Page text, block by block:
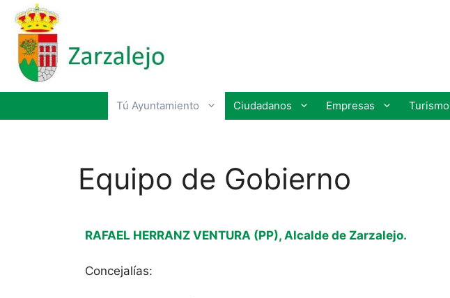
Tú Ayuntamiento Ciudadanos Empresas Turismo
Equipo de Gobierno
RAFAEL HERRANZ VENTURA (PP), Alcalde de Zarzalejo.
Concejalías: